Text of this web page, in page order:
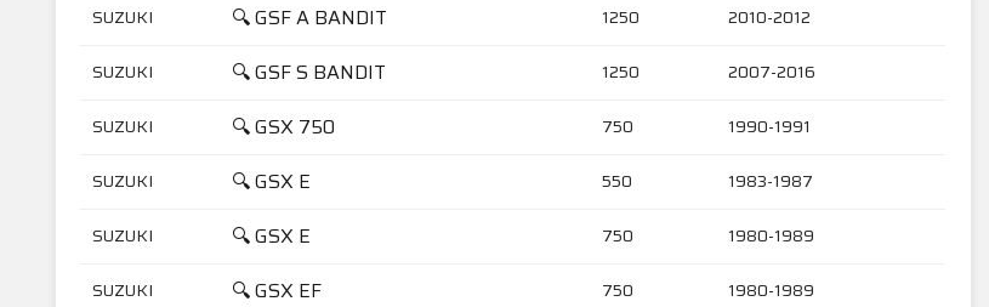
SUZUKI 🔍 GSF A BANDIT 1250 2010-2012
SUZUKI 🔍 GSF S BANDIT 1250 2007-2016
SUZUKI 🔍 GSX 750 750 1990-1991
SUZUKI 🔍 GSX E 550 1983-1987
SUZUKI 🔍 GSX E 750 1980-1989
SUZUKI 🔍 GSX EF 750 1980-1989